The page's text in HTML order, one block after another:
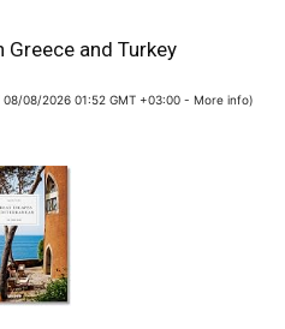
and Turkey
08/08/2026 01:52 GMT +03:00 - More info)